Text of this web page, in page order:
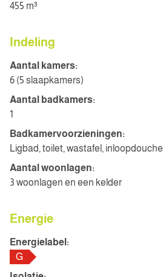
455 m³
Indeling
Aantal kamers:
6 (5 slaapkamers)
Aantal badkamers:
1
Badkamervoorzieningen:
Ligbad, toilet, wastafel, inloopdouche
Aantal woonlagen:
3 woonlagen en een kelder
Energie
Energielabel:
G